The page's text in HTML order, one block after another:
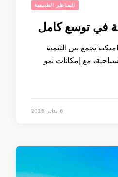
المناظر الطبيعية
في توسع كامل
تجمع بين التنمية
مع إمكانات نمو
6 يناير 2025